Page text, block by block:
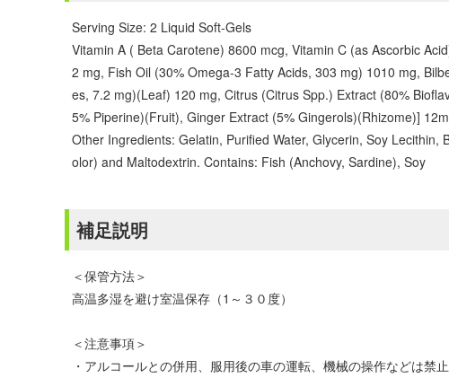
Serving Size: 2 Liquid Soft-Gels
Vitamin A ( Beta Carotene) 8600 mcg, Vitamin C (as Ascorbic
2 mg, Fish Oil (30% Omega-3 Fatty Acids, 303 mg) 1010 mg,
es, 7.2 mg)(Leaf) 120 mg, Citrus (Citrus Spp.) Extract (80%
5% Piperine)(Fruit), Ginger Extract (5% Gingerols)(Rhizome)]
Other Ingredients: Gelatin, Purified Water, Glycerin, Soy
olor) and Maltodextrin. Contains: Fish (Anchovy, Sardine), Soy
補足説明
＜保管方法＞
高温多湿を避け室温保存（1～３０度）
＜注意事項＞
・アルコールとの併用、服用後の車の運転、機械の操作などは禁止